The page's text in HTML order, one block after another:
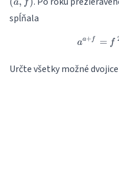
a f
spĺňala
aa+f = f
Určte všetky možné dvojice